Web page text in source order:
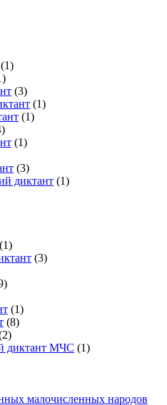
(1)
(3)
(1)
(1)
(1)
(3)
диктант (1)
(1)
(3)
(1)
(8)
диктант МЧС (1)
малочисленных народов